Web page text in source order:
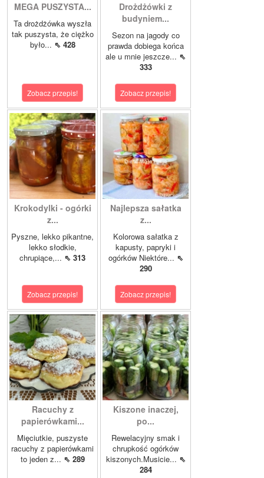
MEGA PUSZYSTA...
Ta drożdżówka wyszła
tak puszysta, że ciężko
było... ⇖ 428
Zobacz przepis!
Drożdżówki z
budyniem...
Sezon na jagody co
prawda dobiega końca
ale u mnie jeszcze... ⇖
333
Zobacz przepis!
Krokodylki - ogórki
z...
Pyszne, lekko pikantne,
lekko słodkie,
chrupiące,... ⇖ 313
Zobacz przepis!
Najlepsza sałatka
z...
Kolorowa sałatka z
kapusty, papryki i
ogórków Niektóre... ⇖
290
Zobacz przepis!
Racuchy z
papierówkami...
Mięciutkie, puszyste
racuchy z papierówkami
to jeden z... ⇖ 289
Kiszone inaczej,
po...
Rewelacyjny smak i
chrupkość ogórków
kiszonych.Musicie... ⇖
284